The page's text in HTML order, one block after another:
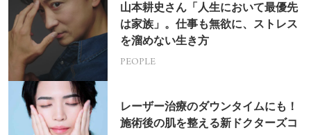
山本耕史さん「人生において最優先
は家族」。仕事も無欲に、ストレス
を溜めない生き方
PEOPLE
レーザー治療のダウンタイムにも！
施術後の肌を整える新ドクターズコ